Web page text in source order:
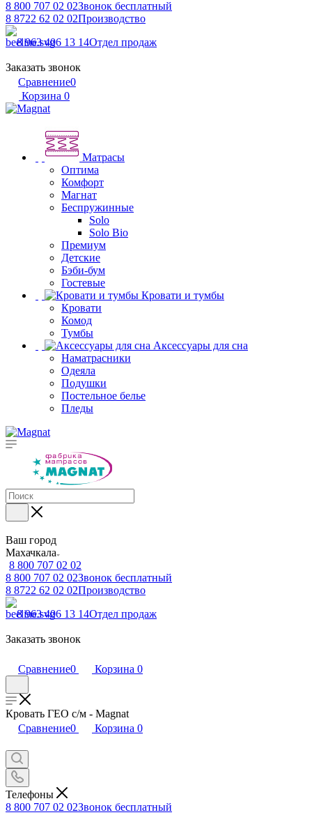
8 800 707 02 02Звонок бесплатный
8 8722 62 02 02Производство
8 963 406 13 14Отдел продаж
Заказать звонок
Сравнение0
Корзина 0
Матрасы
Оптима
Комфорт
Магнат
Беспружинные
Solo
Solo Bio
Премиум
Детские
Бэби-бум
Гостевые
Кровати и тумбы
Кровати
Комод
Тумбы
Аксессуары для сна
Наматрасники
Одеяла
Подушки
Постельное белье
Пледы
Ваш город
Махачкала
8 800 707 02 02
8 800 707 02 02Звонок бесплатный
8 8722 62 02 02Производство
8 963 406 13 14Отдел продаж
Заказать звонок
Сравнение0 Корзина 0
Кровать ГЕО с/м - Magnat
Сравнение0 Корзина 0
Телефоны
8 800 707 02 02Звонок бесплатный